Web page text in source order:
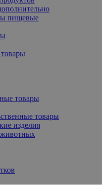
пищевые
товары
товары
изделия